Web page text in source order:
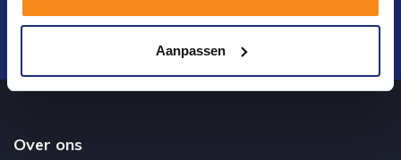
Aanpassen
Over ons